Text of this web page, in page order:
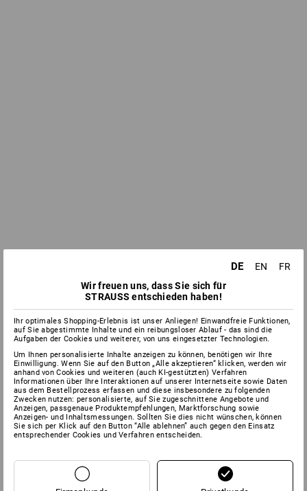
DE EN
FR
Wir freuen uns, dass Sie sich für
STRAUSS entschieden haben!
Ihr optimales Shopping-Erlebnis ist unser Anliegen! Einwandfreie Funktionen,
auf Sie abgestimmte Inhalte und ein reibungsloser Ablauf - das sind die
Aufgaben der Cookies und weiterer, von uns eingesetzter Technologien.
Um Ihnen personalisierte Inhalte anzeigen zu können, benötigen wir Ihre
Einwilligung. Wenn Sie auf den Button „Alle akzeptieren“ klicken, werden wir
anhand von Cookies und weiteren (auch KI-gestützten) Verfahren
Informationen über Ihre Interaktionen auf unserer Internetseite sowie Daten
aus dem Bestellprozess erfassen und diese insbesondere zu folgenden
Zwecken nutzen: personalisierte, auf Sie zugeschnittene Angebote und
Anzeigen, passgenaue Produktempfehlungen, Marktforschung sowie
Anzeigen- und Inhaltsmessungen. Sollten Sie dies nicht wünschen, können
Sie sich per Klick auf den Button “Alle ablehnen” auch gegen den Einsatz
entsprechender Cookies und Verfahren entscheiden.